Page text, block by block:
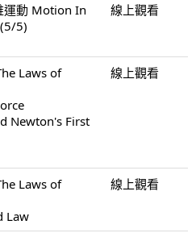
運動 Motion In
5)
線上觀看
Laws of
Newton's First
線上觀看
Laws of
Law
線上觀看